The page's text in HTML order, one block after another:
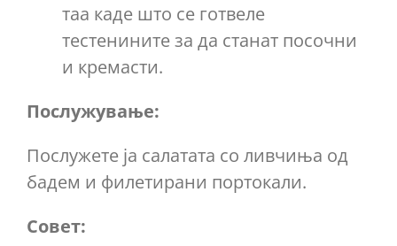
таа каде што се готвеле
тестенините за да станат посочни
и кремасти.
Послужување:
Послужете ја салатата со ливчиња од
бадем и филетирани портокали.
Совет: